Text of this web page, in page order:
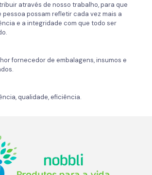
através de nosso trabalho, para que
pessoa possam refletir cada vez mais a
e a integridade com que todo ser
fornecedor de embalagens, insumos e
qualidade, eficiência.